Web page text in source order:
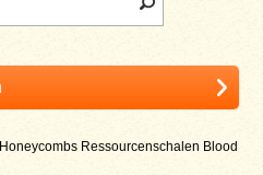
Honeycombs Ressourcenschalen Blood